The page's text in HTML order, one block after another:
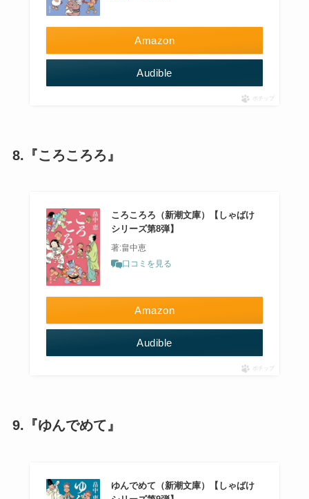
Amazon
Audible
ポチップ
8.『ころころろ』
ころころろ（新潮文庫）【しゃばけ
シリーズ第8弾】
著:畠中恵
口コミを見る
Amazon
Audible
ポチップ
9.『ゆんでめて』
ゆんでめて（新潮文庫）【しゃばけ